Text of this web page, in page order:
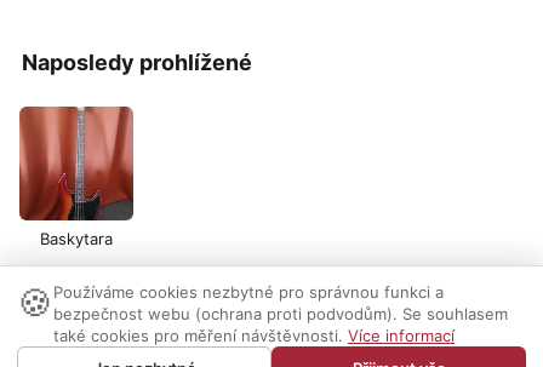
Naposledy prohlížené
Baskytara
Nastavení cookies | Vzhled:světlý tmavý | Kontakt
© 1999-2026 AUDIO PARTNER s.r.o.
🍪 Používáme cookies nezbytné pro správnou funkci a
bezpečnost webu (ochrana proti podvodům). Se souhlasem
také cookies pro měření návštěvnosti. Více informací